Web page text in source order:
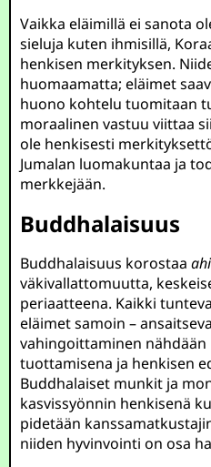
Vaikka eläimillä ei sanota
sieluja kuten ihmisillä,
henkisen merkityksen.
huomaamatta; eläimet
huono kohtelu tuomitaan
moraalinen vastuu viittaa
ole henkisesti
Jumalan luomakuntaa ja
merkkejään.
Buddhalaisuus
Buddhalaisuus korostaa
väkivallattomuutta,
periaatteena. Kaikki
eläimet samoin –
vahingoittaminen
tuottamisena ja henkisen
Buddhalaiset munkit ja
kasvissyönnin henkisenä
pidetään
niiden hyvinvointi on osa